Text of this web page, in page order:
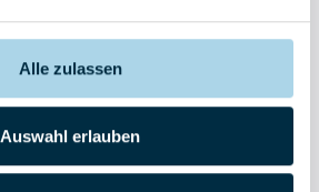
Alle zulassen
Auswahl erlauben
173980
Binzer